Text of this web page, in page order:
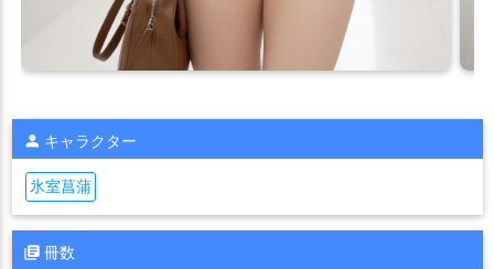
キャラクター
氷室菖蒲
冊数